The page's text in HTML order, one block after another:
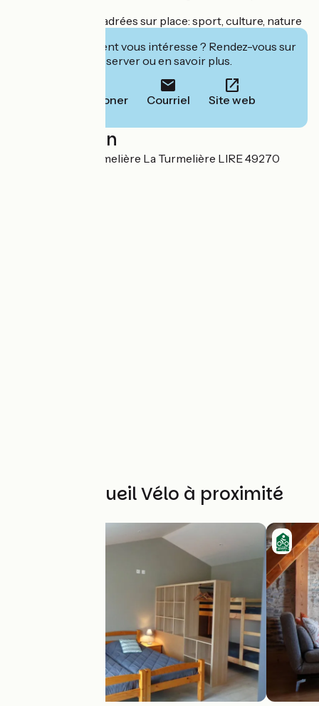
- Animations encadrées sur place: sport, culture, nature
Cet établissement vous intéresse ? Rendez-vous sur
leur site pour réserver ou en savoir plus.
Téléphoner Courriel Site web
Localisation
Château de la Turmelière La Turmelière LIRE 49270
Autres Accueil Vélo à proximité